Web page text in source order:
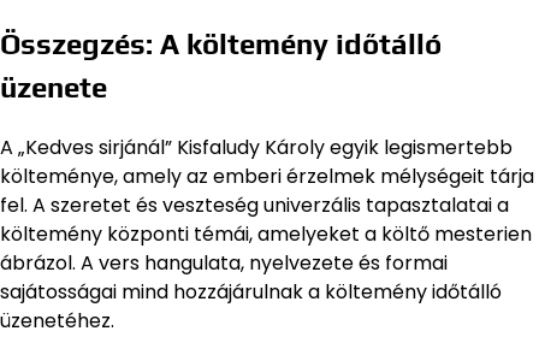
Összegzés: A költemény időtálló
üzenete
A „Kedves sirjánál” Kisfaludy Károly egyik legismertebb
költeménye, amely az emberi érzelmek mélységeit tárja
fel. A szeretet és veszteség univerzális tapasztalatai a
költemény központi témái, amelyeket a költő mesterien
ábrázol. A vers hangulata, nyelvezete és formai
sajátosságai mind hozzájárulnak a költemény időtálló
üzenetéhez.